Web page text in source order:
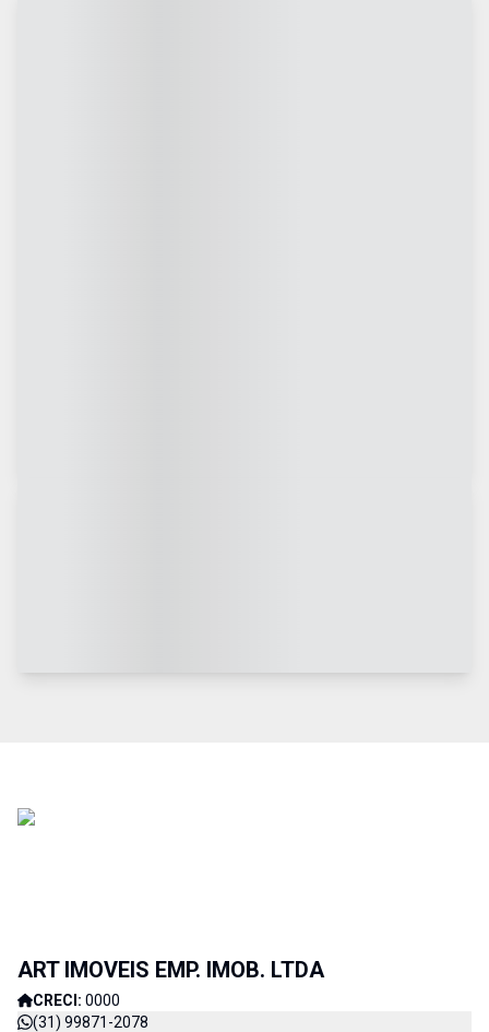
ART IMOVEIS EMP. IMOB. LTDA
CRECI: 0000
(31) 99871-2078